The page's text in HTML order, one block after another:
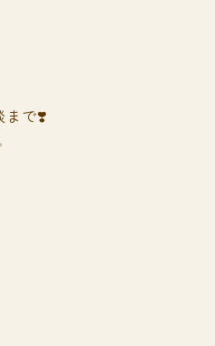
まで❣️